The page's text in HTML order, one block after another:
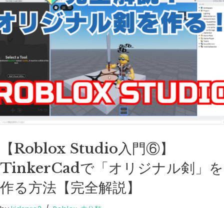
【Roblox Studio入門⑥】
TinkerCadで「オリジナル剣」を
作る方法【完全解説】